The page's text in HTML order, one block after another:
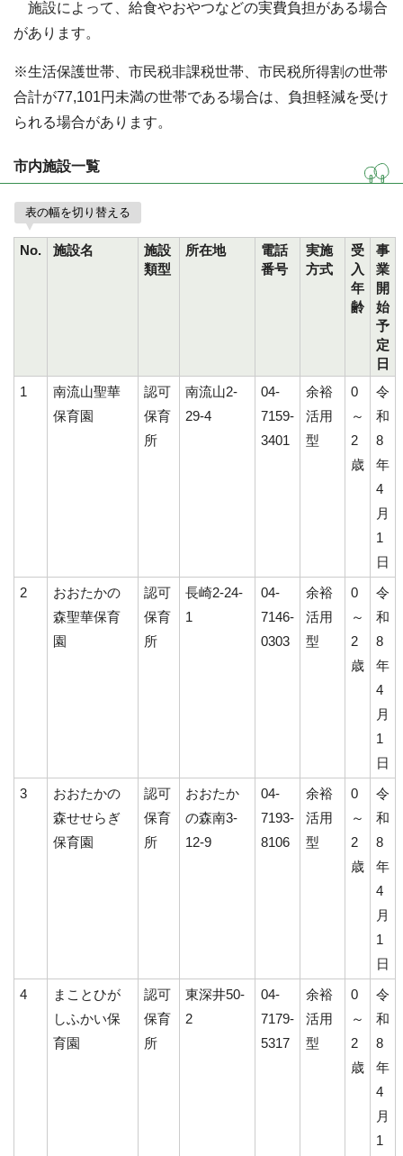
施設によって、給食やおやつなどの実費負担がある場合
があります。
※生活保護世帯、市民税非課税世帯、市民税所得割の世帯
合計が77,101円未満の世帯である場合は、負担軽減を受け
られる場合があります。
市内施設一覧
表の幅を切り替える
No. 施設名
施設
類型
所在地
電話
番号
実施
方式
受
入
年
齢
事
業
開
始
予
定
日
1
南流山聖華
保育園
認可
保育
所
南流山2-
29-4
04-
7159-
3401
余裕
活用
型
0
～
2
歳
令
和
8
年
4
月
1
日
2
おおたかの
森聖華保育
園
認可
保育
所
長崎2-24-
1
04-
7146-
0303
余裕
活用
型
0
～
2
歳
令
和
8
年
4
月
1
日
3
おおたかの
森せせらぎ
保育園
認可
保育
所
おおたか
の森南3-
12-9
04-
7193-
8106
余裕
活用
型
0
～
2
歳
令
和
8
年
4
月
1
日
4
まことひが
しふかい保
育園
認可
保育
所
東深井50-
2
04-
7179-
5317
余裕
活用
型
0
～
2
歳
令
和
8
年
4
月
1